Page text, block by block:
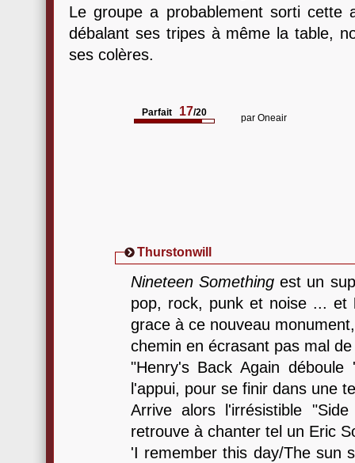
Le groupe a probablement sorti cette
débalant ses tripes à même la table,
ses colères.
Parfait 17/20 par Oneair
Thurstonwill
Nineteen Somethingest un
pop, rock, punk et noise ... et
grace à ce nouveau
chemin en écrasant pas mal
"Henry's Back Again
l'appui, pour se finir dans une
Arrive alors l'irrésistible
retrouve à chanter tel un Eric
'I remember this day/The sun